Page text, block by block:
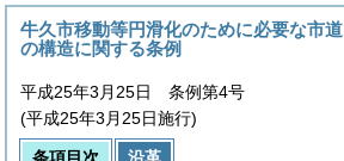
牛久市移動等円滑化のために必要な市道
の構造に関する条例
平成25年3月25日 条例第4号
(平成25年3月25日施行)